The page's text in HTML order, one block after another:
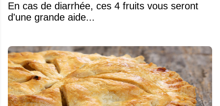
En cas de diarrhée, ces 4 fruits vous seront
d'une grande aide...